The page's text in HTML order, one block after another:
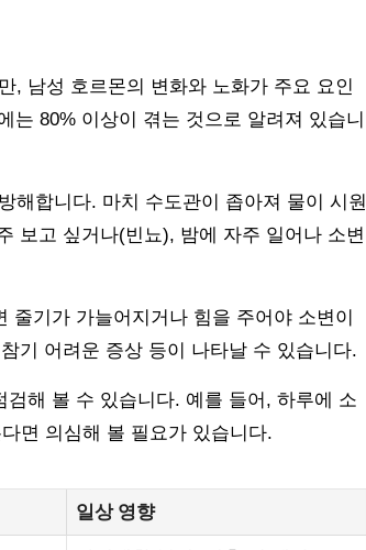
, 남성 호르몬의 변화와 노화가 주요 요인
는 80% 이상이 겪는 것으로 알려져 있습니
해합니다. 마치 수도관이 좁아져 물이 시원
보고 싶거나(빈뇨), 밤에 자주 일어나 소변
기가 가늘어지거나 힘을 주어야 소변이
기 어려운 증상 등이 나타날 수 있습니다.
해 볼 수 있습니다. 예를 들어, 하루에 소
면 의심해 볼 필요가 있습니다.
일상 영향